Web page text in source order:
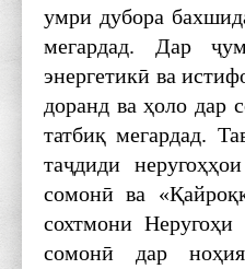
умри дубора
мегардад. Дар
энергетикӣ ва
доранд ва ҳоло дар
татбиқ мегардад.
таҷдиди
сомонӣ ва
сохтмони
сомонӣ дар